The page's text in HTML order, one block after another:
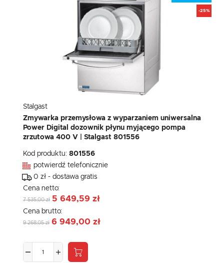
-25%
Stalgast
Zmywarka przemysłowa z wyparzaniem uniwersalna
Power Digital dozownik płynu myjącego pompa
zrzutowa 400 V | Stalgast 801556
Kod produktu: 801556
potwierdź telefonicznie
0 zł - dostawa gratis
Cena netto:
7 535,00 zł 5 649,59 zł
Cena brutto:
9 268,05 zł 6 949,00 zł